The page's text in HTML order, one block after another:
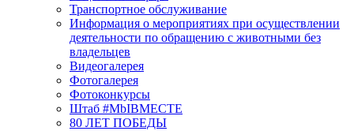
Транспортное обслуживание
Информация о мероприятиях при осуществлении
деятельности по обращению с животными без
владельцев
Видеогалерея
Фотогалерея
Фотоконкурсы
Штаб #MbIBMECTE
80 ЛЕТ ПОБЕДЫ